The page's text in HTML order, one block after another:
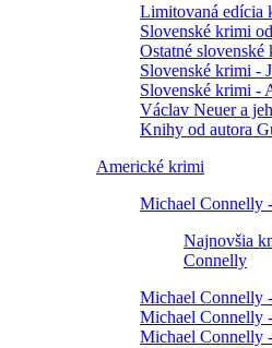
Limitovaná edícia
Slovenské krimi
Ostatné slovenské
Slovenské krimi -
Slovenské krimi -
Václav Neuer a
Knihy od autora
Americké krimi
Michael Connelly
Najnovšia
Connelly
Michael Connelly
Michael Connelly
Michael Connelly